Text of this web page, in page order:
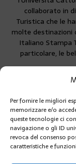
Per fornire le migliori
memorizzare e/o
queste tecnologie ci
navigazione o gli ID
revoca del consenso
caratteristiche e
collaborato in
Turistica che le
molte destinazioni
Italiano Stampa
particolare, le
LA